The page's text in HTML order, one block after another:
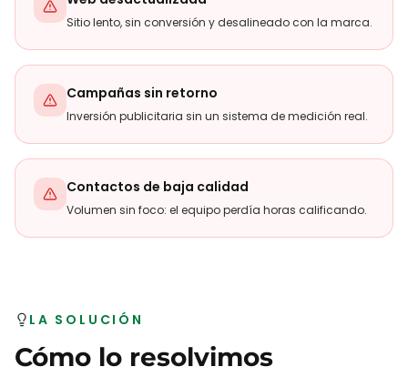
Sitio lento, sin conversión y desalineado con la marca.
Campañas sin retorno
Inversión publicitaria sin un sistema de medición real.
Contactos de baja calidad
Volumen sin foco: el equipo perdía horas calificando.
LA SOLUCIÓN
Cómo lo resolvimos